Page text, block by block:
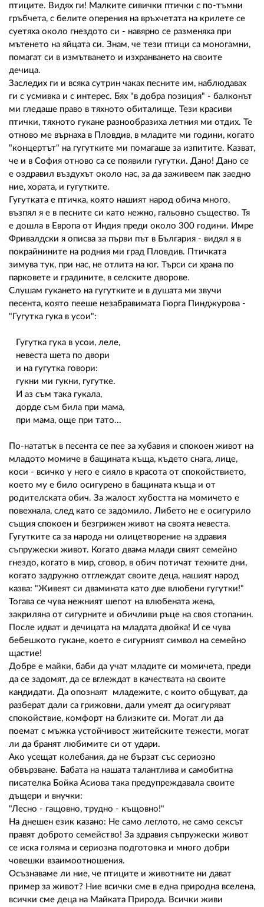
птиците. Видях ги! Малките сивички птички с по-тъмни
гръбчета, с белите оперения на връхчетата на крилете се
суетяха около гнездото си - навярно се разменяха при
мътенето на яйцата си. Знам, че тези птици са моногамни,
помагат си в измътването и изхранването на своите
дечица.
Заследих ги и всяка сутрин чаках песните им, наблюдавах
ги с усмивка и с интерес. Бях "в добра позиция" - балконът
ми гледаше право в тяхното обиталище. Тези красиви
птички, тяхното гукане разнообразиха летния ми отдих. Те
отново ме върнаха в Пловдив, в младите ми години, когато
"концертът" на гугутките ми помагаше за изпитите. Казват,
че и в София отново са се появили гугутки. Дано! Дано се
е оздравил въздухът около нас, за да заживеем пак заедно
ние, хората, и гугутките.
Гугутката е птичка, която нашият народ обича много,
възпял я е в песните си като нежно, гальовно същество. Тя
е дошла в Европа от Индия преди около 300 години. Имре
Фривалдски я описва за първи път в България - видял я в
покрайнините на родния ми град Пловдив. Птичката
зимува тук, при нас, не отлита на юг. Търси си храна по
парковете и градините, в селските дворове.
Слушам гукането на гугутките и в душата ми звучи
песента, която пееше незабравимата Гюрга Пинджурова -
"Гугутка гука в усои":
Гугутка гука в усои, леле,
невеста шета по двори
и на гугутка говори:
гукни ми гукни, гугутке.
И аз съм така гукала,
дорде съм била при мама,
при мама, още при тато...
По-нататък в песента се пее за хубавия и спокоен живот на
младото момиче в бащината къща, където снага, лице,
коси - всичко у него е сияло в красота от спокойствието,
което му е било осигурено в бащината къща и от
родителската обич. За жалост хубостта на момичето е
повехнала, след като се задомило. Либето не е осигурило
същия спокоен и безгрижен живот на своята невеста.
Гугутките са за народа ни олицетворение на здравия
съпружески живот. Когато двама млади свият семейно
гнездо, когато в мир, сговор, в обич потичат техните дни,
когато задружно отглеждат своите деца, нашият народ
казва: "Живеят си двамината като две влюбени гугутки!"
Тогава се чува нежният шепот на влюбената жена,
закриляна от сигурните и обичливи ръце на своя стопанин.
После идват и дечицата на младата двойка! И се чува
бебешкото гукане, което е сигурният символ на семейно
щастие!
Добре е майки, баби да учат младите си момичета, преди
да се задомят, да се вглеждат в качествата на своите
кандидати. Да опознаят младежите, с които общуват, да
разберат дали са грижовни, дали умеят да осигуряват
спокойствие, комфорт на близките си. Могат ли да
поемат с мъжка устойчивост житейските тежести, могат
ли да бранят любимите си от удари.
Ако усещат колебания, да не бързат със сериозно
обвързване. Бабата на нашата талантлива и самобитна
писателка Бойка Асиова така предупреждавала своите
дъщери и внучки:
"Лесно - гащовно, трудно - къщовно!"
На днешен език казано: Не само леглото, не само сексът
правят доброто семейство! За здравия съпружески живот
се иска голяма и сериозна подготовка и много добри
човешки взаимоотношения.
Осъзнаваме ли ние, че птиците и животните ни дават
пример за живот? Ние всички сме в една природна вселена,
всички сме деца на Майката Природа. Всички живи